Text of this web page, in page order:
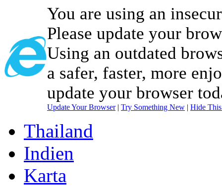
You are using an
Please update your
Using an outdated
a safer, faster, more
update your browser
Update Your Browser| Try Something New | Hide
Thailand
Indien
Karta